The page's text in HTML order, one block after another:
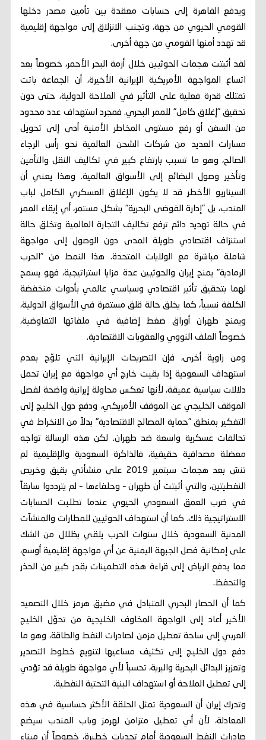
ويدفع القاهرة إلى حسابات معقدة بين تأمين مصدر دخلها
القومي الحيوي من جهة، وتجنب الانزلاق إلى مواجهة إقليمية
قد تهدد أمنها القومي من جهة أخرى.
لقد أثبتت هجمات الحوثيين خلال أزمة البحر الأحمر، خصوصاً بعد
اتساع المواجهة الأمريكية الإيرانية الأخيرة، أن الجماعة باتت
تمتلك قدرة فعلية على التأثير في الملاحة الدولية، حتى دون
تحقيق "إغلاق كامل" للممر البحري. فمجرد استهداف عدد محدود
من السفن أو رفع مستوى المخاطر الأمنية أدى إلى تحويل
مسارات العديد من شركات الشحن العالمية نحو رأس الرجاء
الصالح، وهو ما تسبب بارتفاع كبير في تكاليف النقل والتأمين
وتأخير وصول البضائع إلى الأسواق العالمية. وهذا يعني أن
السيناريو الأخطر قد لا يكون الإغلاق العسكري الكامل لباب
المندب، بل "إدارة الفوضى البحرية" بشكل مستمر، أي إبقاء الممر
في حالة تهديد دائم ترفع تكاليف التجارة العالمية وتخلق حالة
استنزاف اقتصادي طويلة المدى دون الوصول إلى مواجهة
شاملة مباشرة مع الولايات المتحدة. هذا النمط من "الحرب
الرمادية" يمنح إيران والحوثيين عدة مزايا استراتيجية، فهو يسمح
لهما بتحقيق تأثير اقتصادي وسياسي عالمي بأدوات منخفضة
الكلفة نسبياً، كما يخلق حالة قلق مستمرة في الأسواق الدولية،
ويمنح طهران أوراق ضغط إضافية في ملفاتها التفاوضية،
خصوصاً الملف النووي والعقوبات الاقتصادية.
ومن زاوية أخرى، فإن التصريحات الإيرانية التي تلوّح بعدم
استهداف السعودية إذا بقيت خارج أي مواجهة مع إيران تحمل
دلالات سياسية عميقة، لأنها تعكس محاولة إيرانية واضحة لفصل
الموقف الخليجي عن الموقف الأمريكي، ودفع دول الخليج إلى
التفكير بمنطق "حماية المصالح الاقتصادية" بدلاً من الانخراط في
تحالفات عسكرية واسعة ضد طهران. لكن هذه الرسالة تواجه
معضلة مصداقية حقيقية، فالذاكرة السعودية والإقليمية لم
تنسَ بعد هجمات سبتمبر 2019 على منشأتي بقيق وخريص
النفطيتين، والتي أثبتت أن طهران – وحلفاءها – لم يترددوا سابقاً
في ضرب العمق السعودي الحيوي عندما تطلبت الحسابات
الاستراتيجية ذلك. كما أن استهداف الحوثيين للمطارات والمنشآت
المدنية السعودية خلال سنوات الحرب يلقي بظلال من الشك
على إمكانية فصل الجبهة اليمنية عن أي مواجهة إقليمية أوسع،
مما يدفع الرياض إلى قراءة هذه التطمينات بقدر كبير من الحذر
والتحفظ.
كما أن الحصار البحري المتبادل في مضيق هرمز خلال التصعيد
الأخير أعاد إلى الواجهة المخاوف الخليجية من تحوّل الخليج
العربي إلى ساحة تعطيل مزمن لصادرات النفط والطاقة، وهو ما
دفع دول الخليج إلى تكثيف مساعيها لتنويع خطوط التصدير
وتعزيز البدائل البحرية والبرية، تحسباً لأي مواجهة طويلة قد تؤدي
إلى تعطيل الملاحة أو استهداف البنية التحتية النفطية.
وتدرك إيران أن السعودية تمثل الحلقة الأكثر حساسية في هذه
المعادلة، لأن أي تعطيل متزامن لهرمز وباب المندب سيضع
صادرات النفط السعودية أمام تحديات خطيرة، خصوصاً أن ميناء